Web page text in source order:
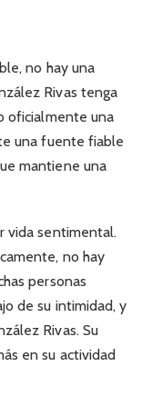
no hay una
Rivas tenga
oficialmente una
una fuente fiable
mantiene una
vida sentimental.
no hay
personas
de su intimidad, y
Rivas. Su
en su actividad